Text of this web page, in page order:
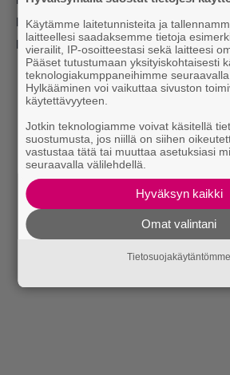
Lue myös: Flopista
Lundgrenin He-Man nyt
Käytämme laitetunnisteita ja
laitteellesi saadaksemme tietoja
vierailit, IP-osoitteestasi sekä laitteesi
Pääset tutustumaan yksityiskohtaisesti
teknologiakumppaneihimme seuraavalla
Hylkääminen voi vaikuttaa sivuston
käytettävyyteen.
Jotkin teknologiamme voivat käsitellä
suostumusta, jos niillä on siihen
vastustaa tätä tai muuttaa asetuksiasi
seuraavalla välilehdellä.
Hyväksyn kaikki
Omat valintani
Tietosuojakäytäntömme